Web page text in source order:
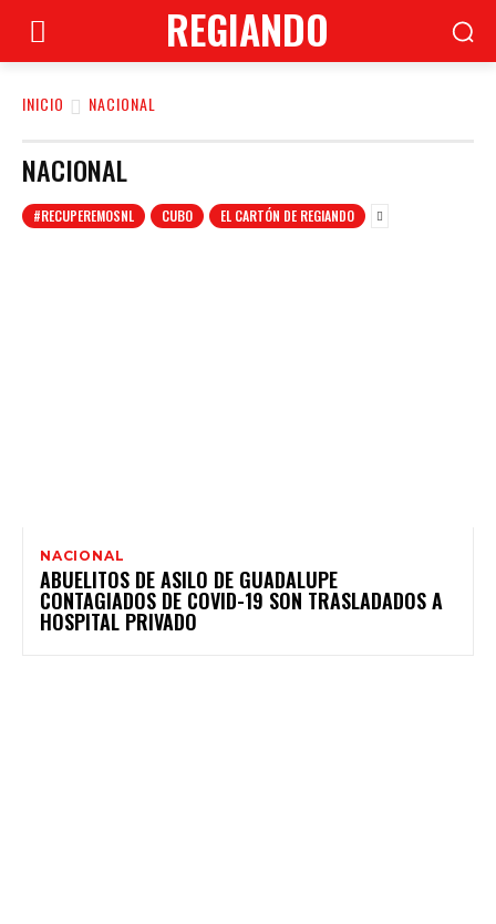
REGIANDO
INICIO NACIONAL
NACIONAL
#RECUPEREMOSNL CUBO EL CARTÓN DE REGIANDO
NACIONAL
ABUELITOS DE ASILO DE GUADALUPE
CONTAGIADOS DE COVID-19 SON TRASLADADOS A
HOSPITAL PRIVADO